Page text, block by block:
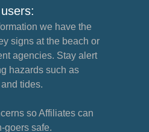
we have the
signs at the beach or
agencies. Stay alert
hazards such as
tides.
so Affiliates can
goers safe.